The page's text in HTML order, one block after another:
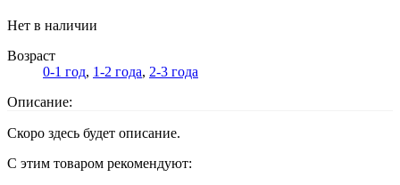
Нет в наличии
Возраст
0-1 год, 1-2 года, 2-3 года
Описание:
Скоро здесь будет описание.
С этим товаром рекомендуют: